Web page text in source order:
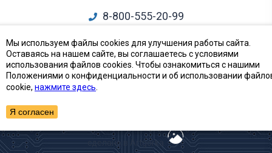
8-800-555-20-99
info@ipelectron.ru
все контакты
Приборы, Радиодетали и Электронные компоненты
сделано в Artgorka
Мы используем файлы cookies для улучшения работы сайта.
Оставаясь на нашем сайте, вы соглашаетесь с условиями
использования файлов cookies. Чтобы ознакомиться с нашими
Положениями о конфиденциальности и об использовании
cookie, нажмите здесь
Я согласен